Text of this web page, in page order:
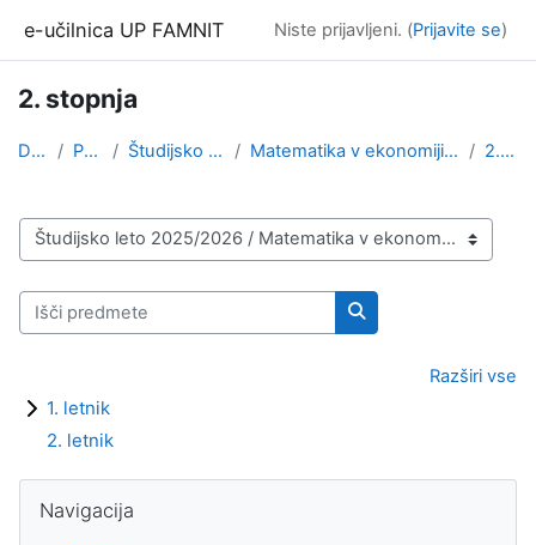
e-učilnica UP FAMNIT Niste prijavljeni. (Prijavite se)
2. stopnja
Domov Predmeti Študijsko leto 2025/2026 Matematika v ekonomiji in financah / Matematika s ... 2. stopnja
Kategorije predmetov
Išči predmete
Išči predmete
Razširi vse
1. letnik
2. letnik
Bloki
Navigacija